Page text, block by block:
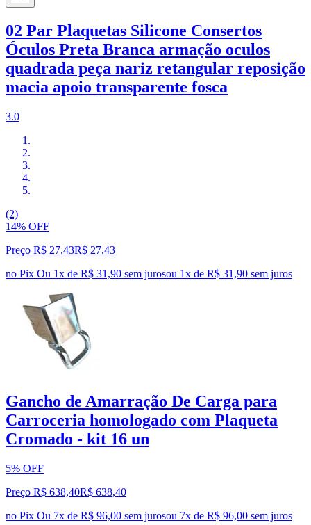
02 Par Plaquetas Silicone Consertos
Óculos Preta Branca armação oculos
quadrada peça nariz retangular reposição
macia apoio transparente fosca
3.0
(2)
14% OFF
Preço R$ 27,43R$ 27,43
no Pix Ou 1x de R$ 31,90 sem jurosou 1x de R$ 31,90 sem juros
Gancho de Amarração De Carga para
Carroceria homologado com Plaqueta
Cromado - kit 16 un
5% OFF
Preço R$ 638,40R$ 638,40
no Pix Ou 7x de R$ 96,00 sem jurosou 7x de R$ 96,00 sem juros